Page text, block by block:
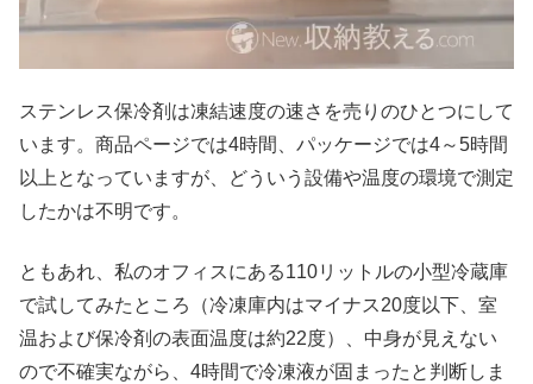
ステンレス保冷剤は凍結速度の速さを売りのひとつにして
います。商品ページでは4時間、パッケージでは4～5時間
以上となっていますが、どういう設備や温度の環境で測定
したかは不明です。
ともあれ、私のオフィスにある110リットルの小型冷蔵庫
で試してみたところ（冷凍庫内はマイナス20度以下、室
温および保冷剤の表面温度は約22度）、中身が見えない
ので不確実ながら、4時間で冷凍液が固まったと判断しま